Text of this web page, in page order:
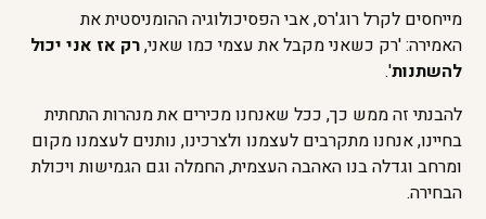
מייחסים לקרל רוג'רס, אבי הפסיכולוגיה ההומניסטית את
האמירה: 'רק כשאני מקבל את עצמי כמו שאני,רק אז אני יכול
להשתנות'.
להבנתי זה ממש כך, ככל שאנחנו מכירים את מנהרות התחתית
בחיינו, אנחנו מתקרבים לעצמנו ולצרכינו, נותנים לעצמנו מקום
ומרחב וגדלה בנו האהבה העצמית, החמלה וגם הגמישות ויכולת
הבחירה.